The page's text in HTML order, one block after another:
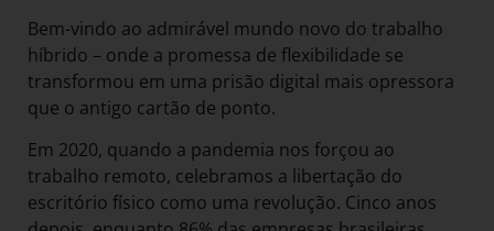
Bem-vindo ao admirável mundo novo do trabalho
híbrido – onde a promessa de flexibilidade se
transformou em uma prisão digital mais opressora
que o antigo cartão de ponto.
Em 2020, quando a pandemia nos forçou ao
trabalho remoto, celebramos a libertação do
escritório físico como uma revolução. Cinco anos